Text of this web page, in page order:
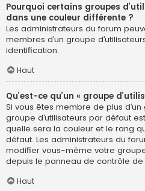
Pourquoi certains groupes
dans une couleur différente ?
Les administrateurs du forum
membres d’un groupe
identification.
Haut
Qu’est-ce qu’un « groupe
Si vous êtes membre de plus d’un
groupe d’utilisateurs par défaut
quelle sera la couleur et le rang
défaut. Les administrateurs du
modifier vous-même votre
depuis le panneau de contrôle de
Haut